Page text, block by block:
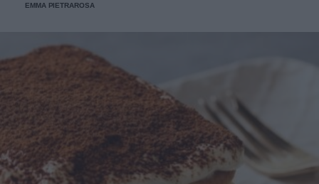
EMMA PIETRAROSA